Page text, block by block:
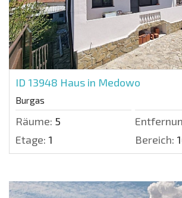
ID 13948 Haus in Medowo
Burgas
Räume: 5
Etage: 1 Bereich: